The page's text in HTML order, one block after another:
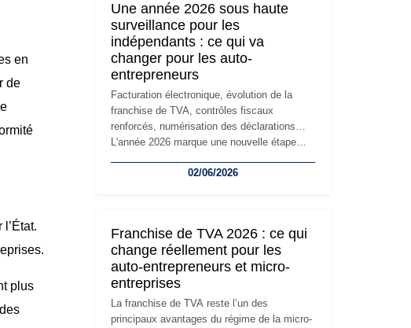
en
de
plus
siège social répond souvent à une nouvelle
étape de la vie de l'entreprise et implique
plusieurs formalités obligatoires.
Une année 2026 sous haute
surveillance pour les
indépendants : ce qui va
changer pour les auto-
entrepreneurs
Facturation électronique, évolution de la
franchise de TVA, contrôles fiscaux
renforcés, numérisation des déclarations…
L'année 2026 marque une nouvelle étape
travailleurs indépendants. Si le régime de la
réglementaire plus exigeant. Décryptage des
principaux changements et des précautions
à prendre pour éviter les mauvaises
surprises.
02/06/2026
Franchise de TVA 2026 : ce qui
change réellement pour les
auto-entrepreneurs et micro-
entreprises
La franchise de TVA reste l’un des
principaux avantages du régime de la micro-